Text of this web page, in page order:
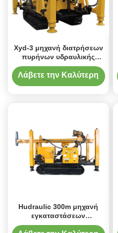
Xyd-3 μηχανή διατρήσεων
πυρήνων υδραυλικής
μεταλλείας βαθιών τρυπών
Λάβετε την Καλύτερη
Hudraulic 300m μηχανή
εγκαταστάσεων
γεώτρησης διατρήσεων